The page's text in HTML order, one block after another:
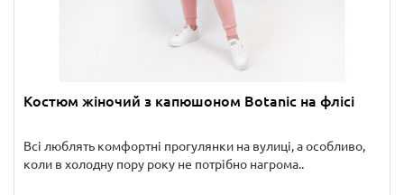
Костюм жіночий з капюшоном Botanic на флісі
Всі люблять комфортні прогулянки на вулиці, а особливо,
коли в холодну пору року не потрібно нагрома..